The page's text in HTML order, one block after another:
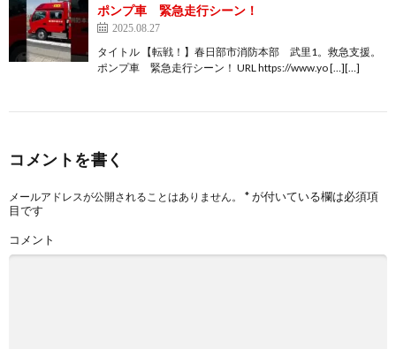
ポンプ車 緊急走行シーン！
2025.08.27
タイトル 【転戦！】春日部市消防本部 武里1。救急支援。
ポンプ車 緊急走行シーン！ URL https://www.yo […][…]
コメントを書く
メールアドレスが公開されることはありません。 *が付いている欄は必須項
目です
コメント